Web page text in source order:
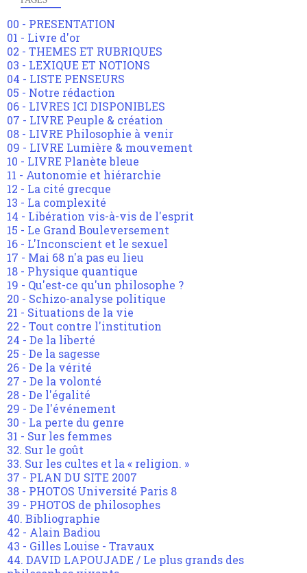
00 - PRESENTATION
01 - Livre d'or
02 - THEMES ET RUBRIQUES
03 - LEXIQUE ET NOTIONS
04 - LISTE PENSEURS
05 - Notre rédaction
06 - LIVRES ICI DISPONIBLES
07 - LIVRE Peuple & création
08 - LIVRE Philosophie à venir
09 - LIVRE Lumière & mouvement
10 - LIVRE Planète bleue
11 - Autonomie et hiérarchie
12 - La cité grecque
13 - La complexité
14 - Libération vis-à-vis de l'esprit
15 - Le Grand Bouleversement
16 - L'Inconscient et le sexuel
17 - Mai 68 n'a pas eu lieu
18 - Physique quantique
19 - Qu'est-ce qu'un philosophe ?
20 - Schizo-analyse politique
21 - Situations de la vie
22 - Tout contre l'institution
24 - De la liberté
25 - De la sagesse
26 - De la vérité
27 - De la volonté
28 - De l'égalité
29 - De l'événement
30 - La perte du genre
31 - Sur les femmes
32. Sur le goût
33. Sur les cultes et la « religion. »
37 - PLAN DU SITE 2007
38 - PHOTOS Université Paris 8
39 - PHOTOS de philosophes
40. Bibliographie
42 - Alain Badiou
43 - Gilles Louise - Travaux
44. DAVID LAPOUJADE / Le plus grands des